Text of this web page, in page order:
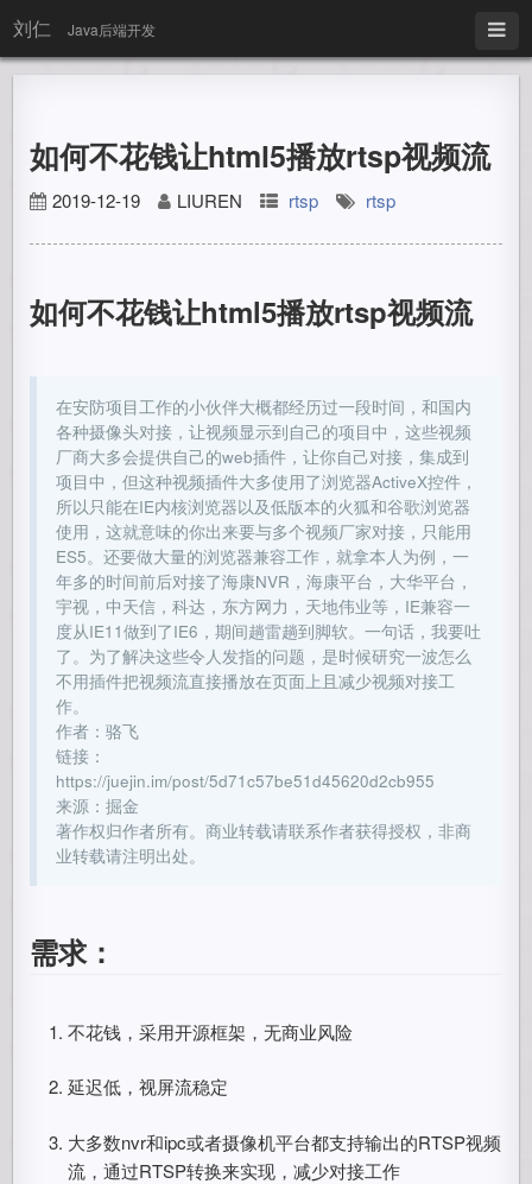
刘仁 Java后端开发
如何不花钱让html5播放rtsp视频流
2019-12-19 LIUREN rtsp rtsp
如何不花钱让html5播放rtsp视频流
在安防项目工作的小伙伴大概都经历过一段时间，和国内
各种摄像头对接，让视频显示到自己的项目中，这些视频
厂商大多会提供自己的web插件，让你自己对接，集成到
项目中，但这种视频插件大多使用了浏览器ActiveX控件，
所以只能在IE内核浏览器以及低版本的火狐和谷歌浏览器
使用，这就意味的你出来要与多个视频厂家对接，只能用
ES5。还要做大量的浏览器兼容工作，就拿本人为例，一
年多的时间前后对接了海康NVR，海康平台，大华平台，
宇视，中天信，科达，东方网力，天地伟业等，IE兼容一
度从IE11做到了IE6，期间趟雷趟到脚软。一句话，我要吐
了。为了解决这些令人发指的问题，是时候研究一波怎么
不用插件把视频流直接播放在页面上且减少视频对接工
作。
作者：骆飞
链接：
https://juejin.im/post/5d71c57be51d45620d2cb955
来源：掘金
著作权归作者所有。商业转载请联系作者获得授权，非商
业转载请注明出处。
需求：
不花钱，采用开源框架，无商业风险
延迟低，视屏流稳定
大多数nvr和ipc或者摄像机平台都支持输出的RTSP视频
流，通过RTSP转换来实现，减少对接工作